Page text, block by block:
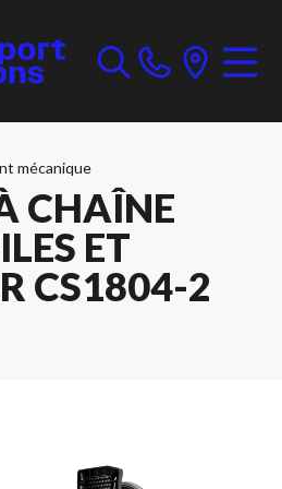
mécanique
CHAÎNE
ET
CS1804-2